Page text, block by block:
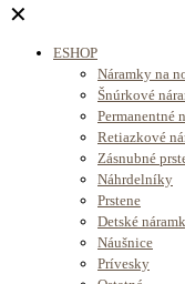
✕
ESHOP
Náramky na
Šnúrkové
Permanentné
Retiazkové
Zásnubné
Náhrdelníky
Prstene
Detské
Náušnice
Prívesky